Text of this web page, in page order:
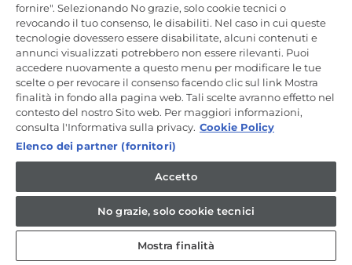
CANDY HOOVER GROUP S.r.I. - a Socio Unico - SEDE LEGALE: Via
Comolli, 57 - 20861 Brugherio (MB) - Italia - SEDI AMMINISTRATIVE:
Via Privata Eden Fumagalli snc - 20861 Brugherio (MB) e Via Trento
n. 20/A-22 - 20871 Vimercate (MB) - Italia - Tel.: +39.039.2086.1 - Fax:
+39.039.2086.237 - Capitale sociale € 35.000.000,00 i.v. - Cod.
Fiscale e n. iscr. al Registro Imprese di Milano-Monza-Brianza-Lodi
04666310158 - P. IVA 00786860965 - Numero REA: MB-1033934 -
direzione e coordinamento di Candy S.p.A. - Casella PEC:
candyhoovergroupsrl@legalmail.it
IT / Italiano
fornire". Selezionando No grazie, solo cookie tecnici o
revocando il tuo consenso, le disabiliti. Nel caso in cui queste
tecnologie dovessero essere disabilitate, alcuni contenuti e
annunci visualizzati potrebbero non essere rilevanti. Puoi
accedere nuovamente a questo menu per modificare le tue
scelte o per revocare il consenso facendo clic sul link Mostra
finalità in fondo alla pagina web. Tali scelte avranno effetto nel
contesto del nostro Sito web. Per maggiori informazioni,
consulta l'Informativa sulla privacy. Cookie Policy
Elenco dei partner (fornitori)
Accetto
No grazie, solo cookie tecnici
Mostra finalità